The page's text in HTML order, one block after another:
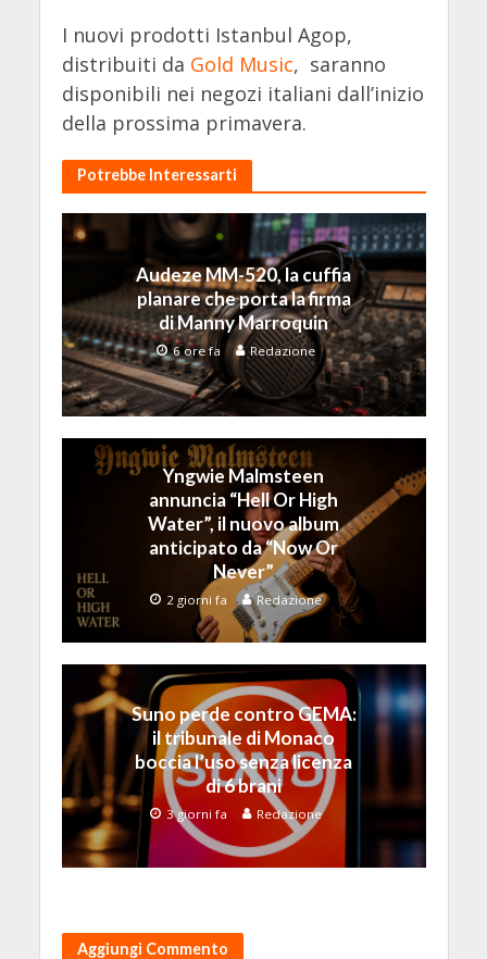
I nuovi prodotti Istanbul Agop,
distribuiti da Gold Music, saranno
disponibili nei negozi italiani dall’inizio
della prossima primavera.
Potrebbe Interessarti
Audeze MM-520, la cuffia
planare che porta la firma
di Manny Marroquin
6 ore fa Redazione
Yngwie Malmsteen
annuncia “Hell Or High
Water”, il nuovo album
anticipato da “Now Or
Never”
2 giorni fa Redazione
Suno perde contro GEMA:
il tribunale di Monaco
boccia l’uso senza licenza
di 6 brani
3 giorni fa Redazione
Aggiungi Commento